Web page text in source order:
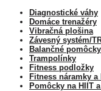
Diagnostické váhy
Domáce trenažéry
Vibračná plošina
Závesný systém/
Balančné pomôcky
Trampolínky
Fitness podložky
Fitness náramky
Pomôcky na HIIT